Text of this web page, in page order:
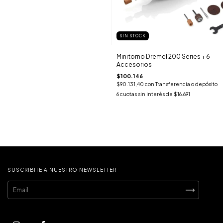
SIN STOCK
Minitorno Dremel 200 Series + 6
Accesorios
$100.146
$90.131,40 con Transferencia o depósito
6cuotas sin interés de $16.691
SUSCRIBITE A NUESTRO NEWSLETTER